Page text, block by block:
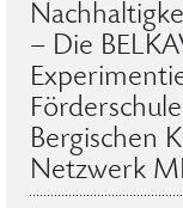
– Die
Bergischen
Netzwerk